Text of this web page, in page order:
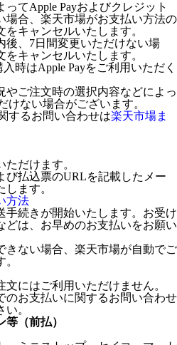
てApple Payおよびクレジット
場合、楽天市場がお支払い方法の
キャンセルいたします。
後、7日間変更いただけない場
キャンセルいたします。
時はApple Payをご利用いただく
やご注文時の選択内容などによっ
けない場合がございます。
するお問い合わせは楽天市場ま
だけます。
び払込票のURLを記載したメー
ます。
方法
手続きが開始いたします。お受け
どは、お早めのお支払いをお願い
きない場合、楽天市場が自動でご
にはご利用いただけません。
お支払いに関するお問い合わせ
い。
（前払）